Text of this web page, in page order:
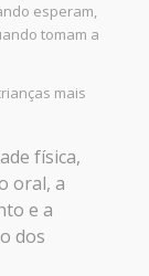
esperam,
tomam a
mais
física,
oral, a
e a
dos